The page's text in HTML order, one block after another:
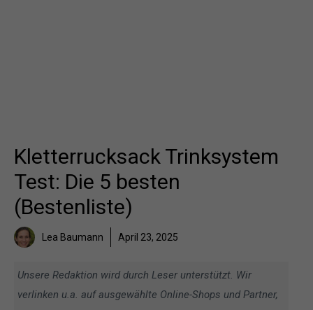
Kletterrucksack Trinksystem
Test: Die 5 besten
(Bestenliste)
Lea Baumann April 23, 2025
Unsere Redaktion wird durch Leser unterstützt. Wir
verlinken u.a. auf ausgewählte Online-Shops und Partner,